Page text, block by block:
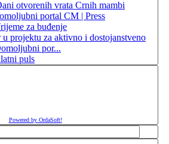
portal CM | Press
u projektu za aktivno i dostojanstveno
por...
Powered by OrdaSoft!